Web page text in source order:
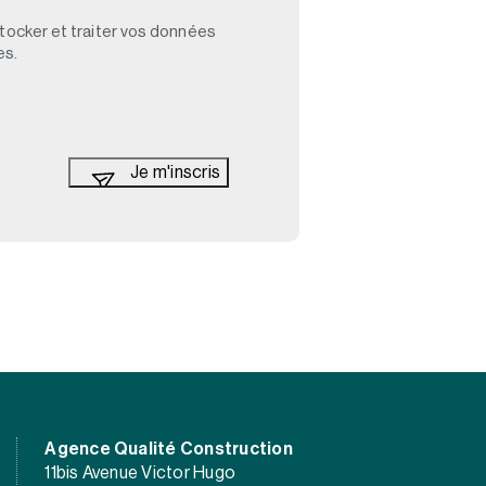
et traiter vos données
Agence Qualité Construction
11bis Avenue Victor Hugo